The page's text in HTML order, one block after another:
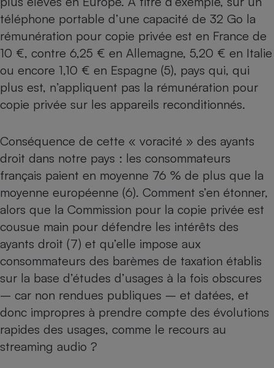
téléphone portable d’une capacité de 32 Go la
rémunération pour copie privée est en France de
10 €, contre 6,25 € en Allemagne, 5,20 € en Italie
ou encore 1,10 € en Espagne (5), pays qui, qui
plus est, n’appliquent pas la rémunération pour
copie privée sur les appareils reconditionnés.
Conséquence de cette « voracité » des ayants
droit dans notre pays : les consommateurs
français paient en moyenne 76 % de plus que la
moyenne européenne (6). Comment s’en étonner,
alors que la Commission pour la copie privée est
cousue main pour défendre les intérêts des
ayants droit (7) et qu’elle impose aux
consommateurs des barèmes de taxation établis
sur la base d’études d’usages à la fois obscures
– car non rendues publiques – et datées, et
donc impropres à prendre compte des évolutions
rapides des usages, comme le recours au
streaming audio ?